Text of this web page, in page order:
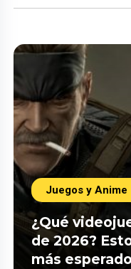
Juegos y Anime
¿Qué
de 2026?
más